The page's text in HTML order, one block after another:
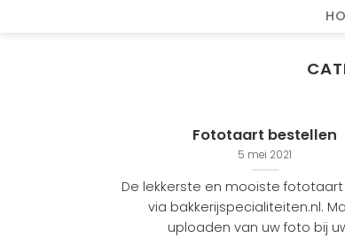
Fototaart bestellen
5 mei 2021
De lekkerste en mooiste
via bakkerijspecialiteiten.nl.
uploaden van uw foto bij